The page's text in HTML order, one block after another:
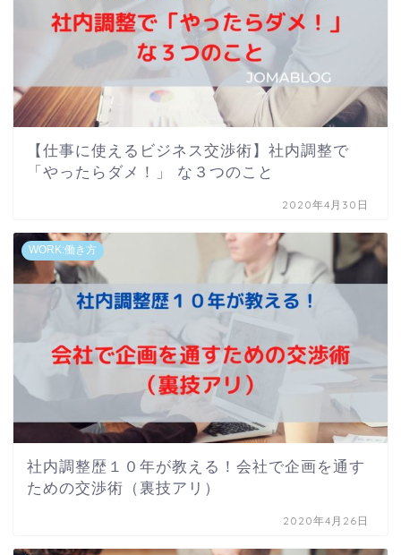
【仕事に使えるビジネス交渉術】社内調整で
「やったらダメ！」 な３つのこと
2020年4月30日
WORK:働き方
社内調整歴１０年が教える！会社で企画を通す
ための交渉術（裏技アリ）
2020年4月26日